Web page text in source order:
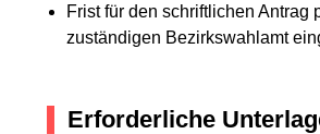
Frist für den schriftlichen Antrag
zuständigen Bezirkswahlamt
Erforderliche